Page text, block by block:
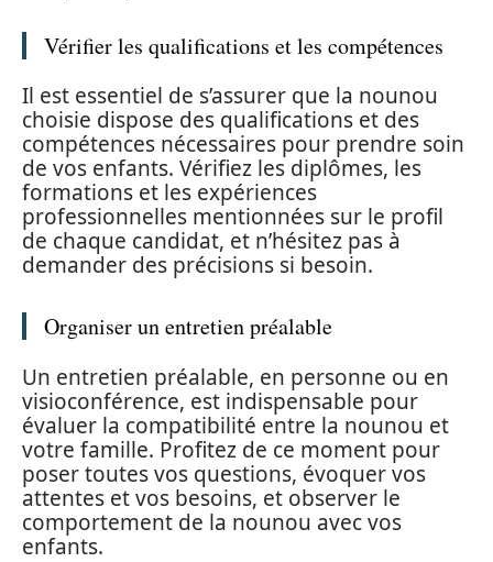
Vérifier les qualifications et les compétences
Il est essentiel de s’assurer que la nounou
choisie dispose des qualifications et des
compétences nécessaires pour prendre soin
de vos enfants. Vérifiez les diplômes, les
formations et les expériences
professionnelles mentionnées sur le profil
de chaque candidat, et n’hésitez pas à
demander des précisions si besoin.
Organiser un entretien préalable
Un entretien préalable, en personne ou en
visioconférence, est indispensable pour
évaluer la compatibilité entre la nounou et
votre famille. Profitez de ce moment pour
poser toutes vos questions, évoquer vos
attentes et vos besoins, et observer le
comportement de la nounou avec vos
enfants.